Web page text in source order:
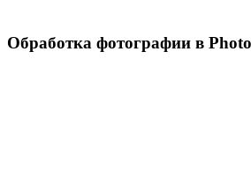
Обработка фотографии в